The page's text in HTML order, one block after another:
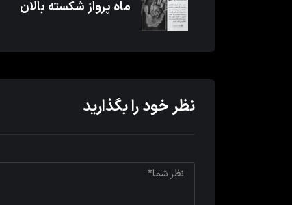
ماه پرواز شکسته بالان
نظر خود را بگذارید